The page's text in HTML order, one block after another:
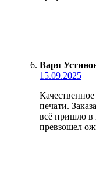
Варя
15.09.2025
печати.
всё пришло в
превзошел